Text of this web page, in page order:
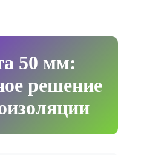
50 мм:
решение